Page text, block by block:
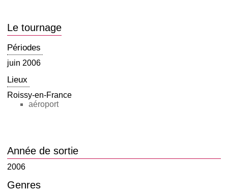
Le tournage
Périodes
juin 2006
Lieux
Roissy-en-France
aéroport
Année de sortie
2006
Genres